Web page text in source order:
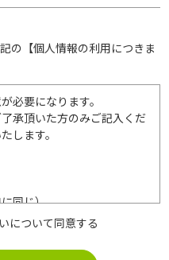
の【個人情報の利用につきま
必要になります。
承頂いた方のみご記入くだ
します。
同じ）
目的達成の範囲内において
について同意する